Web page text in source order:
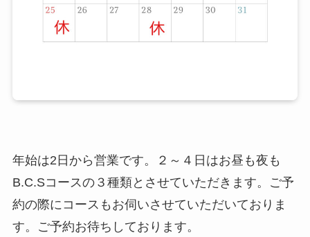
年始は2日から営業です。２～４日はお昼も夜も
B.C.Sコースの３種類とさせていただきます。ご予
約の際にコースもお伺いさせていただいておりま
す。ご予約お待ちしております。